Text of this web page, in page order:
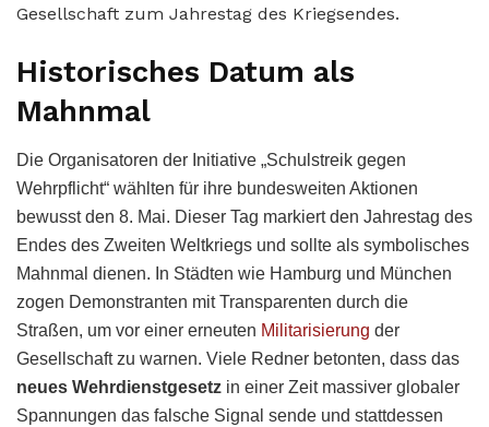
Gesellschaft zum Jahrestag des Kriegsendes.
Historisches Datum als
Mahnmal
Die Organisatoren der Initiative „Schulstreik gegen
Wehrpflicht“ wählten für ihre bundesweiten Aktionen
bewusst den 8. Mai. Dieser Tag markiert den Jahrestag des
Endes des Zweiten Weltkriegs und sollte als symbolisches
Mahnmal dienen. In Städten wie Hamburg und München
zogen Demonstranten mit Transparenten durch die
Straßen, um vor einer erneuten Militarisierung der
Gesellschaft zu warnen. Viele Redner betonten, dass das
neues Wehrdienstgesetz in einer Zeit massiver globaler
Spannungen das falsche Signal sende und stattdessen